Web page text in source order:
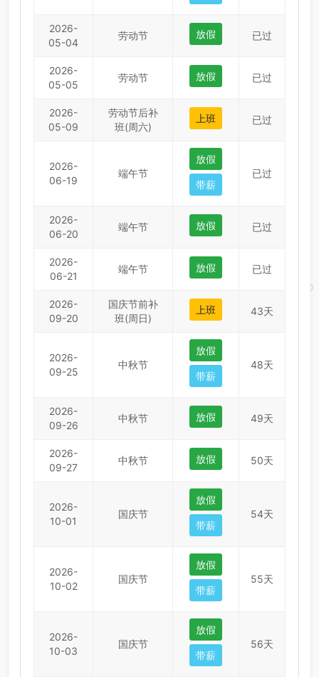
2026-
05-04
劳动节 放假 已过
2026-
05-05
劳动节 放假 已过
2026-
05-09
劳动节后补
班(周六)
上班 已过
2026-
06-19
端午节
放假
带薪
已过
2026-
06-20
端午节 放假 已过
2026-
06-21
端午节 放假 已过
2026-
09-20
国庆节前补
班(周日)
上班 43天
2026-
09-25
中秋节
放假
带薪
48天
2026-
09-26
中秋节 放假 49天
2026-
09-27
中秋节 放假 50天
2026-
10-01
国庆节
放假
带薪
54天
2026-
10-02
国庆节
放假
带薪
55天
2026-
10-03
国庆节
放假
带薪
56天